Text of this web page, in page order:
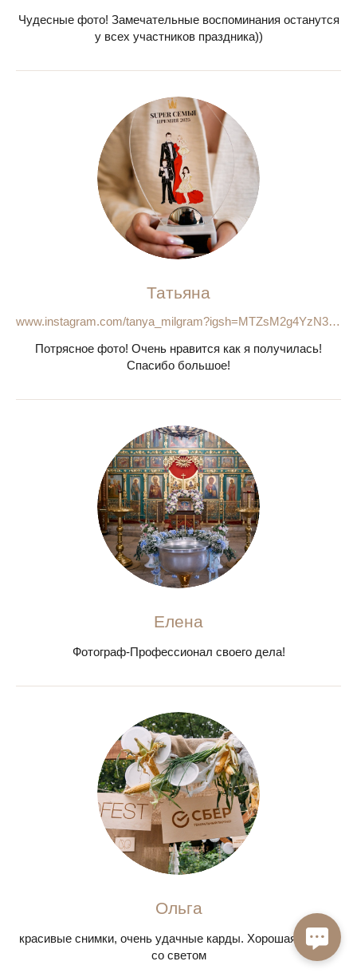
Чудесные фото! Замечательные воспоминания останутся
у всех участников праздника))
Татьяна
www.instagram.com/tanya_milgram?igsh=MTZsM2g4YzN3bDh1Yg==
Потрясное фото! Очень нравится как я получилась!
Спасибо большое!
Елена
Фотограф-Профессионал своего дела!
Ольга
красивые снимки, очень удачные карды. Хорошая работа
со светом